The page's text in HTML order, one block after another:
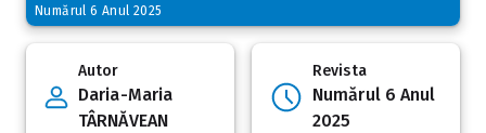
Numărul 6 Anul 2025
Autor
Daria-Maria
TÂRNĂVEAN
Revista
Numărul 6 Anul
2025